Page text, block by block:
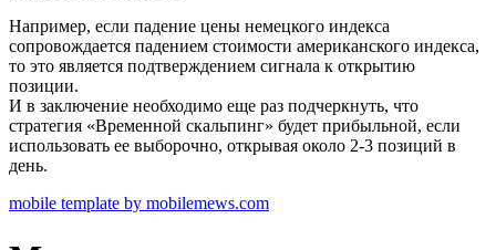
Например, если падение цены немецкого индекса
сопровождается падением стоимости американского индекса,
то это является подтверждением сигнала к открытию
позиции.
И в заключение необходимо еще раз подчеркнуть, что
стратегия «Временной скальпинг» будет прибыльной, если
использовать ее выборочно, открывая около 2-3 позиций в
день.
mobile template by mobilemews.com